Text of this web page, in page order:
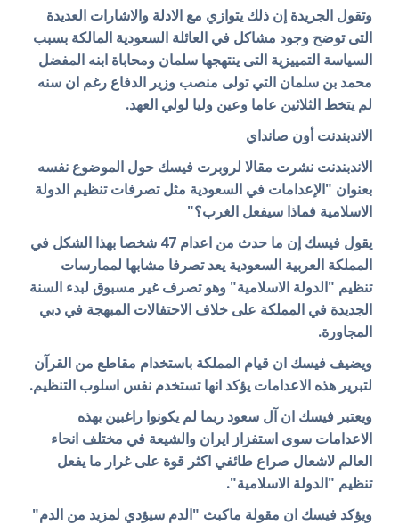
وتقول الجريدة إن ذلك يتوازي مع الادلة والاشارات العديدة
التى توضح وجود مشاكل في العائلة السعودية المالكة بسبب
السياسة التمييزية التى ينتهجها سلمان ومحاباة ابنه المفضل
محمد بن سلمان التي تولى منصب وزير الدفاع رغم ان سنه
لم يتخط الثلاثين عاما وعين وليا لولي العهد.
الاندبندنت أون صانداي
الاندبندنت نشرت مقالا لروبرت فيسك حول الموضوع نفسه
بعنوان "الإعدامات في السعودية مثل تصرفات تنظيم الدولة
الاسلامية فماذا سيفعل الغرب؟"
يقول فيسك إن ما حدث من اعدام 47 شخصا بهذا الشكل في
المملكة العربية السعودية يعد تصرفا مشابها لممارسات
تنظيم "الدولة الاسلامية" وهو تصرف غير مسبوق لبدء السنة
الجديدة في المملكة على خلاف الاحتفالات المبهجة في دبي
المجاورة.
ويضيف فيسك ان قيام المملكة باستخدام مقاطع من القرآن
لتبرير هذه الاعدامات يؤكد انها تستخدم نفس اسلوب التنظيم.
ويعتبر فيسك ان آل سعود ربما لم يكونوا راغبين بهذه
الاعدامات سوى استفزاز ايران والشيعة في مختلف انحاء
العالم لاشعال صراع طائفي اكثر قوة على غرار ما يفعل
تنظيم "الدولة الاسلامية".
ويؤكد فيسك ان مقولة ماكبث "الدم سيؤدي لمزيد من الدم"